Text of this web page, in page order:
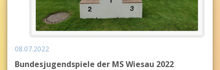
08.07.2022
Bundesjugendspiele der MS Wiesau 2022